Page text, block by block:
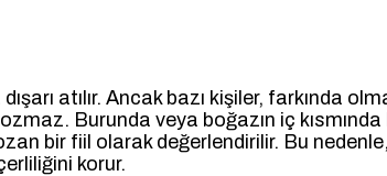
atılır. Ancak bazı kişiler, farkında
Burunda veya boğazın iç
bir fiil olarak değerlendirilir. Bu nedenle,
korur.